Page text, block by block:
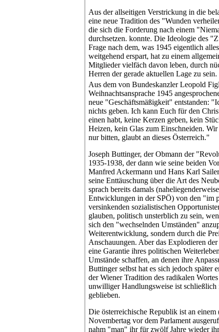
Aus der allseitigen Verstrickung in die
eine neue Tradition des "Wunden
die sich die Forderung nach einem
durchsetzen. konnte. Die Ideologie des
Frage nach dem, was 1945 eigentlich
weitgehend erspart, hat zu einem
Mitglieder vielfäch davon leben, durch
Herren der gerade aktuellen Lage zu sein.
Aus dem von Bundeskanzler Leopold
Weihnachtsansprache 1945
neue "Geschäftsmäßigkeit" entstanden:
nichts geben. Ich kann Euch für den
einen habt, keine Kerzen geben, kein
Heizen, kein Glas zum Einschneiden.
nur bitten, glaubt an dieses Österreich."
Joseph Buttinger, der Obmann der
1935-1938, der dann wie seine beiden
Manfred Ackermann und Hans Karl
seine Enttäuschung über die Art des
sprach bereits damals
Entwicklungen in der SPÖ) von den "im
versinkenden sozialistischen
glauben, politisch unsterblich zu sein,
sich den "wechselnden Umständen"
Weiterentwicklung, sondern durch die
Anschauungen. Aber das Explodieren
eine Garantie ihres politischen
Umstände schaffen, an denen ihre
Buttinger selbst hat es sich jedoch später
der Wiener Tradition des radikalen
unwilliger Handlungsweise ist
geblieben.
Die österreichische Republik ist an
Novembertag vor dem Parlament
nahm "man" ihr für zwölf Jahre wieder